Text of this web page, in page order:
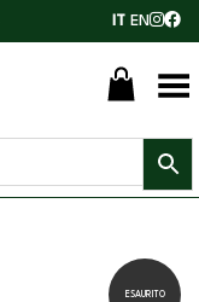
IT EN
Toggle Menu
ESAURITO